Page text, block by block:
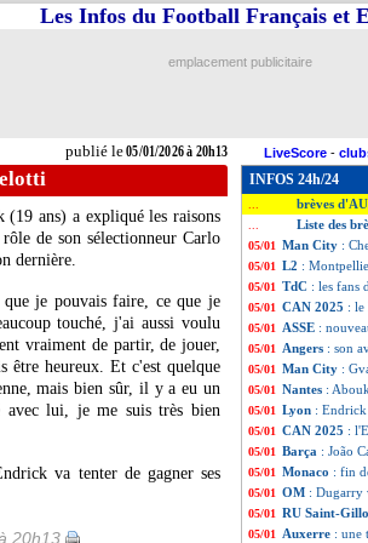
publié le05/01/2026 à 20h13
Les Infos du Football Français et
emplacement publicitaire
LiveScore -
ans) a expliqué les raisons
de son sélectionneur Carlo
dernière.
je pouvais faire, ce que je
touché, j'ai aussi voulu
vraiment de partir, de jouer,
être heureux. Et c'est quelque
mais bien sûr, il y a eu un
avec lui, je me suis très bien
va tenter de gagner ses
20h13
INFOS 24h/24
brèves
Liste des
05/01 Man City :
05/01 L2 :
05/01 TdC : les fans
05/01 CAN 2025 : le
05/01 ASSE :
05/01 Angers : son
05/01 Man City :
05/01 Nantes :
05/01 Lyon :
05/01 CAN 2025 :
05/01 Barça : João
05/01 Monaco : fin
05/01 OM : Dugarry
05/01 RU Saint-
05/01 Auxerre : une